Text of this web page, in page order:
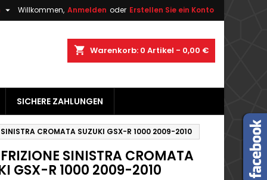
Willkommen, Anmelden oder Erstellen Sie ein Konto

shopping_cart Warenkorb: 0 Artikel - 0,00 €
SICHERE ZAHLUNGEN
SINISTRA CROMATA SUZUKI GSX-R 1000 2009-2010
SINISTRA CROMATA
GSX-R 1000 2009-2010